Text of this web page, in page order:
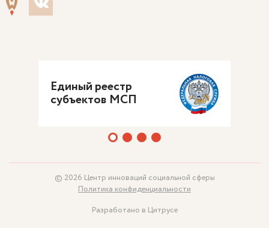
Единый реестр
субъектов МСП
© 2026 Центр инноваций социальной сферы
Политика конфиденциальности
Разработано в Цитрусе